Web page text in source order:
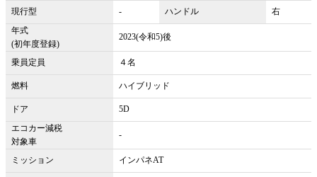
現行型 - ハンドル
右
年式
(初年度登録)
2023(令和5)後
乗員定員 ４名
燃料 ハイブリッド
ドア
5D
エコカー減税
対象車
-
ミッション インパネAT